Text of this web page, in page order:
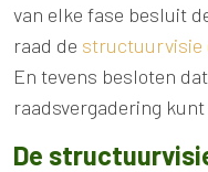
van elke fase besluit
raad de structuurvisie
En tevens besloten
raadsvergadering kunt
De